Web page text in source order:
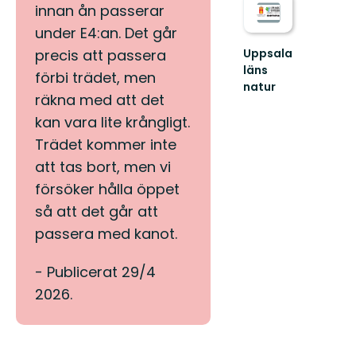
innan ån passerar
under E4:an. Det går
precis att passera
förbi trädet, men
räkna med att det
kan vara lite krångligt.
Trädet kommer inte
att tas bort, men vi
försöker hålla öppet
så att det går att
passera med kanot.
- Publicerat 29/4
2026.
Uppsala
läns
natur